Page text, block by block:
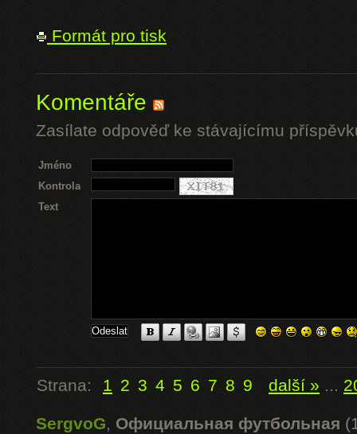
Formát pro tisk
Komentáře
Zasílate odpověď ke stávajícímu
Jméno
Kontrola
Text
Strana: 1 2 3 4 5 6 7 8 9 další » ...
SergvoG, Официальная футбольная